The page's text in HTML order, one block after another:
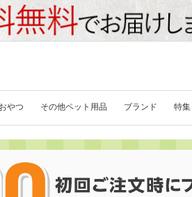
やつ その他ペット用品 ブランド 特集